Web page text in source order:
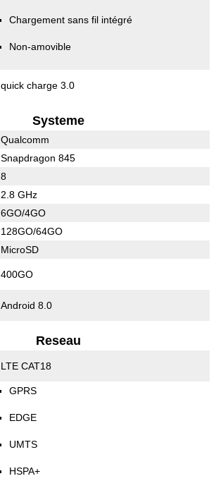
Chargement sans fil intégré
Non-amovible
quick charge 3.0
Systeme
Qualcomm
Snapdragon 845
8
2.8 GHz
6GO/4GO
128GO/64GO
MicroSD
400GO
Android 8.0
Reseau
LTE CAT18
GPRS
EDGE
UMTS
HSPA+